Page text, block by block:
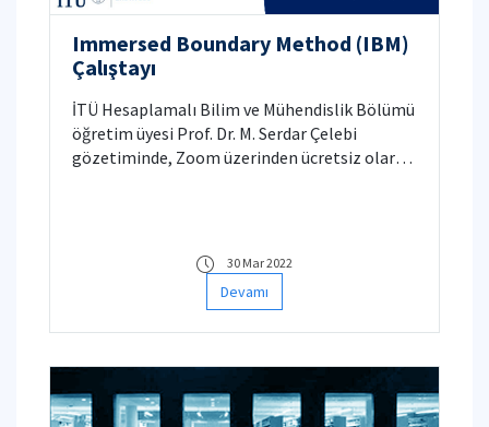
Immersed Boundary Method (IBM)
Çalıştayı
İTÜ Hesaplamalı Bilim ve Mühendislik Bölümü
öğretim üyesi Prof. Dr. M. Serdar Çelebi
gözetiminde, Zoom üzerinden ücretsiz olarak
uygulamalı eğitimi yapılacaktır.
30 Mar 2022
Devamı